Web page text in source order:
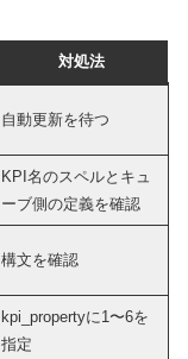
対処法
自動更新を待つ
KPI名のスペルとキュ
ーブ側の定義を確認
構文を確認
kpi_propertyに1〜6を
指定